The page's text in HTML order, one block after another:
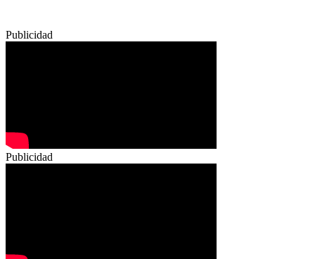
Publicidad
Publicidad